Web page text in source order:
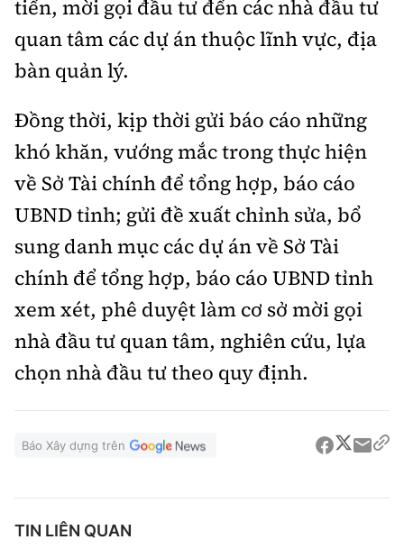
tiến, mời gọi đầu tư đến các nhà đầu tư
quan tâm các dự án thuộc lĩnh vực, địa
bàn quản lý.
Đồng thời, kịp thời gửi báo cáo những
khó khăn, vướng mắc trong thực hiện
về Sở Tài chính để tổng hợp, báo cáo
UBND tỉnh; gửi đề xuất chỉnh sửa, bổ
sung danh mục các dự án về Sở Tài
chính để tổng hợp, báo cáo UBND tỉnh
xem xét, phê duyệt làm cơ sở mời gọi
nhà đầu tư quan tâm, nghiên cứu, lựa
chọn nhà đầu tư theo quy định.
Báo Xây dựng trên
TIN LIÊN QUAN